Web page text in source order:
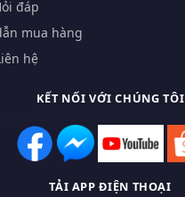
đáp
mua hàng
hệ
KẾT NỐI VỚI CHÚNG TÔI
TẢI APP ĐIỆN THOẠI